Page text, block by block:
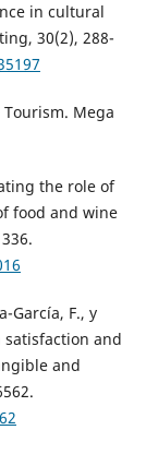
in cultural
30(2), 288-
Mega
the role of
food and wine
García, F., y
satisfaction and
and